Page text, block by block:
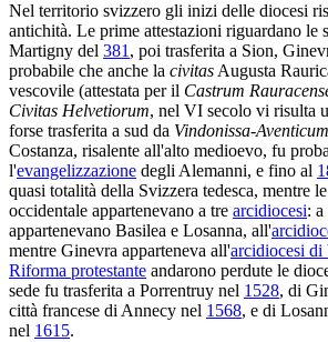
Nel territorio svizzero gli inizi delle diocesi
antichità. Le prime attestazioni riguardano le
Martigny del 381, poi trasferita a Sion,
probabile che anche la civitasAugusta
vescovile (attestata per il Castrum
Civitas Helvetiorum, nel VI secolo vi risulta
forse trasferita a sud da Vindonissa-Aventicum
Costanza, risalente all'alto medioevo, fu
l'evangelizzazione degli Alemanni, e fino al
quasi totalità della Svizzera tedesca, mentre
occidentale appartenevano a tre arcidiocesi:
appartenevano Basilea e Losanna, all'
mentre Ginevra apparteneva all'arcidiocesi di
Riforma protestante andarono perdute le
sede fu trasferita a Porrentruy nel 1528, di
città francese di Annecy nel 1568, e di
nel 1615.